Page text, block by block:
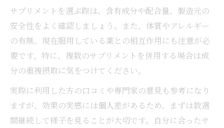
サプリメントを選ぶ際は、含有成分や配合量、製造元の
安全性をよく確認しましょう。また、体質やアレルギー
の有無、現在服用している薬との相互作用にも注意が必
要です。特に、複数のサプリメントを併用する場合は成
分の重複摂取に気をつけてください。
実際に利用した方の口コミや専門家の意見も参考になり
ますが、効果の実感には個人差があるため、まずは数週
間継続して様子を見ることが大切です。自分に合ったサ